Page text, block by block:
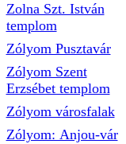
Zolna Szt. István
templom
Zólyom Pusztavár
Zólyom Szent
Erzsébet templom
Zólyom városfalak
Zólyom: Anjou-vár